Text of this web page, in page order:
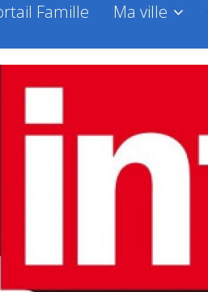
Famille Ma ville